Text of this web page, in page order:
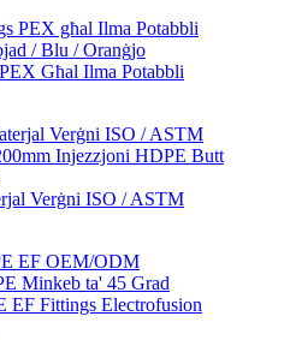
Għal Ilma Potabbli
Verġni ISO / ASTM
Fittings Electrofusion